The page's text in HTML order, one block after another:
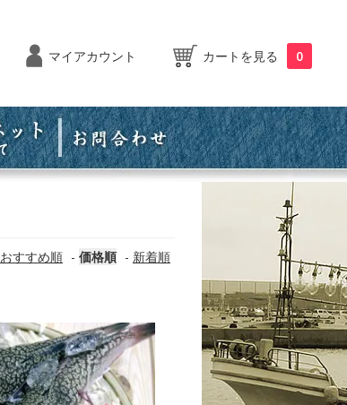
マイアカウント カートを見る 0
おすすめ順 - 価格順 - 新着順